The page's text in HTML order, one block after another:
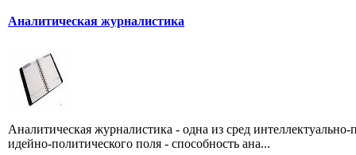
Аналитическая журналистика
Аналитическая журналистика - одна из сред
идейно-политического поля - способность ана...